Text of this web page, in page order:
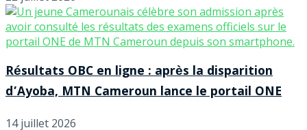
Résultats OBC en ligne : après la disparition
d’Ayoba, MTN Cameroun lance le portail ONE
14 juillet 2026